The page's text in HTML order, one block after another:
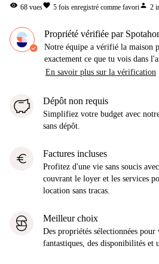
visibility 68 vuesfavorite 5 fois enregistré comme favoriperson 2
Propriété vérifiée par
Notre équipe a vérifié la maison
exactement ce que tu vois dans
En savoir plus sur la vérification
Dépôt non requis
Simplifiez votre budget avec
sans dépôt.
euro Factures incluses
Profitez d'une vie sans soucis
couvrant le loyer et les services
location sans tracas.
Meilleur choix
Des propriétés sélectionnées pour
fantastiques, des disponibilités et